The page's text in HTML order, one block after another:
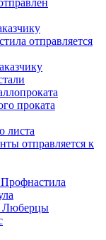
отправляется
проката
листа
отправляется к
Люберцы